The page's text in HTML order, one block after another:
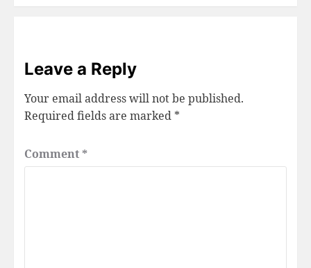
Leave a Reply
Your email address will not be published.
Required fields are marked *
Comment *